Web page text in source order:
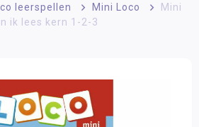
leerspellen > Mini Loco >
Mini
ik lees kern 1-2-3